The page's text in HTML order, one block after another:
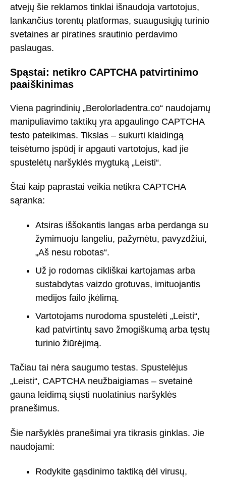
atvejų šie reklamos tinklai išnaudoja vartotojus,
lankančius torentų platformas, suaugusiųjų turinio
svetaines ar piratines srautinio perdavimo
paslaugas.
Spąstai: netikro CAPTCHA patvirtinimo
paaiškinimas
Viena pagrindinių „Berolorladentra.co“ naudojamų
manipuliavimo taktikų yra apgaulingo CAPTCHA
testo pateikimas. Tikslas – sukurti klaidingą
teisėtumo įspūdį ir apgauti vartotojus, kad jie
spustelėtų naršyklės mygtuką „Leisti“.
Štai kaip paprastai veikia netikra CAPTCHA
sąranka:
Atsiras iššokantis langas arba perdanga su
žymimuoju langeliu, pažymėtu, pavyzdžiui,
„Aš nesu robotas“.
Už jo rodomas cikliškai kartojamas arba
sustabdytas vaizdo grotuvas, imituojantis
medijos failo įkėlimą.
Vartotojams nurodoma spustelėti „Leisti“,
kad patvirtintų savo žmogiškumą arba tęstų
turinio žiūrėjimą.
Tačiau tai nėra saugumo testas. Spustelėjus
„Leisti“, CAPTCHA neužbaigiamas – svetainė
gauna leidimą siųsti nuolatinius naršyklės
pranešimus.
Šie naršyklės pranešimai yra tikrasis ginklas. Jie
naudojami:
Rodykite gąsdinimo taktiką dėl virusų,